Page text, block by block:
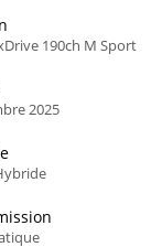
190ch M Sport
2025